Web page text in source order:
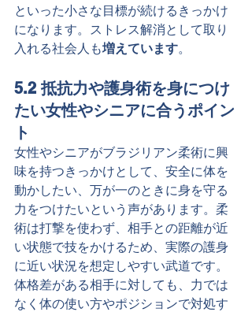
といった小さな目標が続けるきっかけ
になります。ストレス解消として取り
入れる社会人も増えています。
5.2 抵抗力や護身術を身につけ
たい女性やシニアに合うポイン
ト
女性やシニアがブラジリアン柔術に興
味を持つきっかけとして、安全に体を
動かしたい、万が一のときに身を守る
力をつけたいという声があります。柔
術は打撃を使わず、相手との距離が近
い状態で技をかけるため、実際の護身
に近い状況を想定しやすい武道です。
体格差がある相手に対しても、力では
なく体の使い方やポジションで対処す